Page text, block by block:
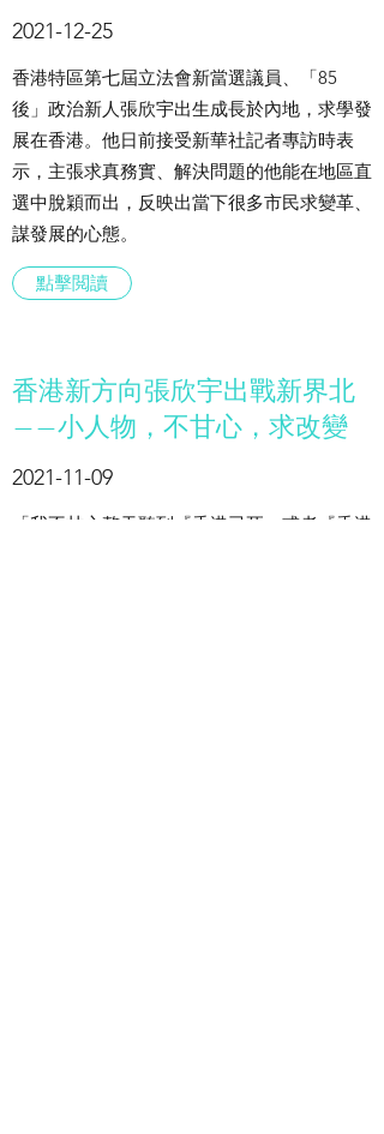
2021-12-25
香港特區第七屆立法會新當選議員、「85
後」政治新人張欣宇出生成長於內地，求學發
展在香港。他日前接受新華社記者專訪時表
示，主張求真務實、解決問題的他能在地區直
選中脫穎而出，反映出當下很多市民求變革、
謀發展的心態。
點擊閲讀
香港新方向張欣宇出戰新界北
——小人物，不甘心，求改變
2021-11-09
「我不甘心整天聽到『香港已死』或者『香港